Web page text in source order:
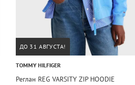
ДО 31 АВГУСТА!
TOMMY HILFIGER
Реглан REG VARSITY ZIP HOODIE